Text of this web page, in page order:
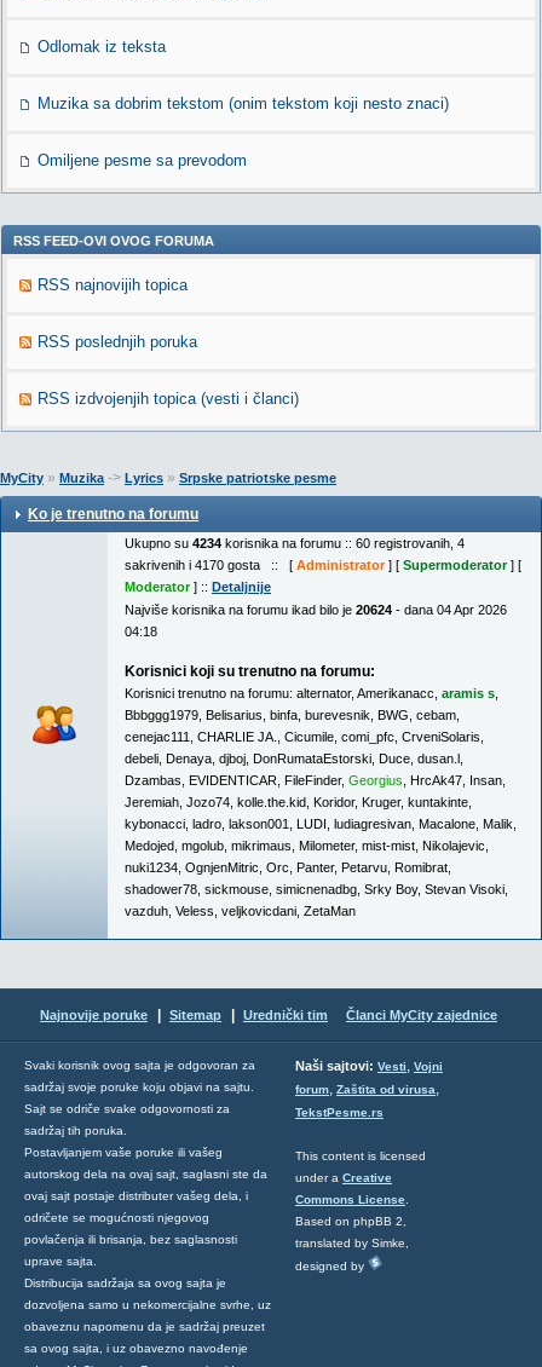
Odlomak iz teksta
Muzika sa dobrim tekstom (onim tekstom koji nesto znaci)
Omiljene pesme sa prevodom
RSS FEED-OVI OVOG FORUMA
RSS najnovijih topica
RSS poslednjih poruka
RSS izdvojenjih topica (vesti i članci)
MyCity » Muzika-> Lyrics » Srpske patriotske pesme
Ko je trenutno na forumu
Ukupno su 4234 korisnika na forumu :: 60 registrovanih, 4
sakrivenih i 4170 gosta :: [ Administrator] [ Supermoderator] [
Moderator] :: Detaljnije
Najviše korisnika na forumu ikad bilo je 20624 - dana 04 Apr 2026
04:18
Korisnici koji su trenutno na forumu:
Korisnici trenutno na forumu: alternator, Amerikanacc aramis s
Bbbggg1979 Belisarius binfa burevesnik BWG cebam
cenejac111
CHARLIE JA. Cicumile comi_pfc CrveniSolaris
debeli Denaya djboj DonRumataEstorski Duce dusan.l
Dzambas EVIDENTICAR FileFinder, Georgius HrcAk47 Insan
Jeremiah Jozo74 kolle.the.kid Koridor, Kruger, kuntakinte
kybonacci ladro lakson001 LUDI ludiagresivan Macalone Malik
Medojed mgolub mikrimaus Milometer, mist-mist Nikolajevic
nuki1234 OgnjenMitric Orc Panter, Petarvu Romibrat
shadower78 sickmouse simicnenadbg Srky Boy, Stevan Visoki
vazduh Veless veljkovicdani ZetaMan
Najnovije poruke Sitemap Urednički tim Članci MyCity zajednice
Svaki korisnik ovog sajta je odgovoran za
sadržaj svoje poruke koju objavi na sajtu.
Sajt se odriče svake odgovornosti za
sadržaj tih poruka.
Postavljanjem vaše poruke ili vašeg
autorskog dela na ovaj sajt, saglasni ste da
ovaj sajt postaje distributer vašeg dela, i
odričete se mogućnosti njegovog
povlačenja ili brisanja, bez saglasnosti
uprave sajta.
Distribucija sadržaja sa ovog sajta je
dozvoljena samo u nekomercijalne svrhe, uz
obaveznu napomenu da je sadržaj preuzet
sa ovog sajta, i uz obavezno navođenje
Naši sajtovi: Vesti, Vojni
forum, Zaštita od virusa,
TekstPesme.rs
This content is licensed
under a Creative
Commons License
Based on phpBB 2,
translated by Simke,
designed by